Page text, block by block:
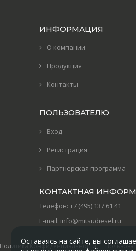
ИНФОРМАЦИЯ
О компании
Продукция
Контакты
ПОЛЬЗОВАТЕЛЮ
Вход
Регистрация
Партнерская программа
КОНТАКТНАЯ
Телефон: +7 (495) 137 61 41
E-mail: info@mitsudiesel.ru
Политика Конфиденциальности
Оставаясь на сайте, вы